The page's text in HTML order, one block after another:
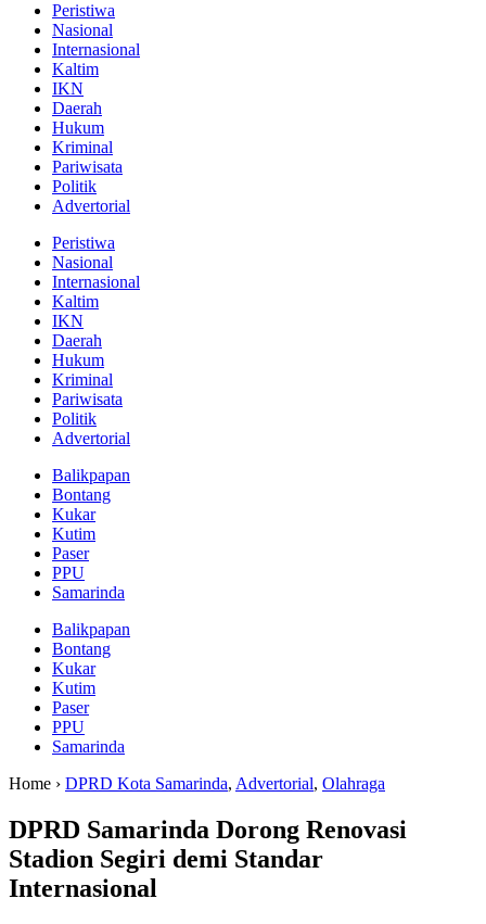
Peristiwa
Nasional
Internasional
Kaltim
IKN
Daerah
Hukum
Kriminal
Pariwisata
Politik
Advertorial
Peristiwa
Nasional
Internasional
Kaltim
IKN
Daerah
Hukum
Kriminal
Pariwisata
Politik
Advertorial
Balikpapan
Bontang
Kukar
Kutim
Paser
PPU
Samarinda
Balikpapan
Bontang
Kukar
Kutim
Paser
PPU
Samarinda
Home › DPRD Kota Samarinda, Advertorial, Olahraga
DPRD Samarinda Dorong Renovasi
Stadion Segiri demi Standar
Internasional